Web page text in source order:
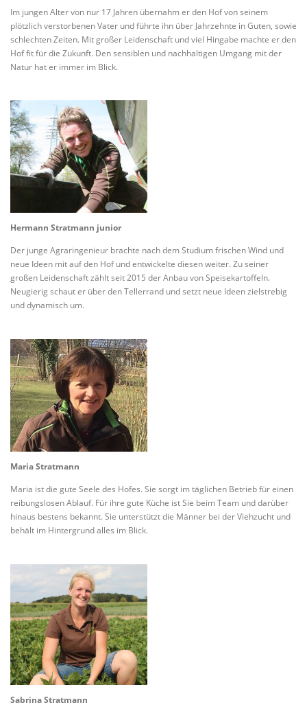
Im jungen Alter von nur 17 Jahren übernahm er den Hof von seinem
plötzlich verstorbenen Vater und führte ihn über Jahrzehnte in Guten, sowie
schlechten Zeiten. Mit großer Leidenschaft und viel Hingabe machte er den
Hof fit für die Zukunft. Den sensiblen und nachhaltigen Umgang mit der
Natur hat er immer im Blick.
Hermann Stratmann junior
Der junge Agraringenieur brachte nach dem Studium frischen Wind und
neue Ideen mit auf den Hof und entwickelte diesen weiter. Zu seiner
großen Leidenschaft zählt seit 2015 der Anbau von Speisekartoffeln.
Neugierig schaut er über den Tellerrand und setzt neue Ideen zielstrebig
und dynamisch um.
Maria Stratmann
Maria ist die gute Seele des Hofes. Sie sorgt im täglichen Betrieb für einen
reibungslosen Ablauf. Für ihre gute Küche ist Sie beim Team und darüber
hinaus bestens bekannt. Sie unterstützt die Männer bei der Viehzucht und
behält im Hintergrund alles im Blick.
Sabrina Stratmann